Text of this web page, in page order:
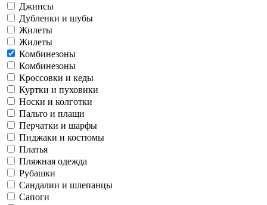
Джинсы
Дубленки и шубы
Жилеты
Жилеты
Комбинезоны
Комбинезоны
Кроссовки и кеды
Куртки и пуховики
Носки и колготки
Пальто и плащи
Перчатки и шарфы
Пиджаки и костюмы
Платья
Пляжная одежда
Рубашки
Сандалии и шлепанцы
Сапоги